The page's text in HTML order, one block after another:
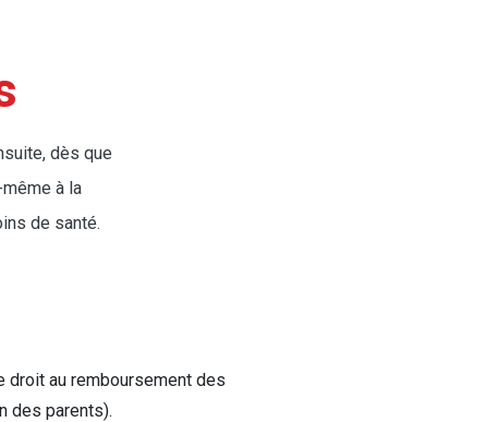
dès que
à la
de santé.
droit au remboursement des
des parents).